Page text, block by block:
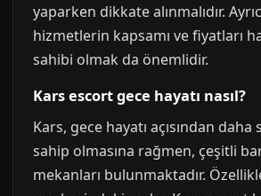
yaparken dikkate alınmalıdır.
hizmetlerin kapsamı ve fiyatları
sahibi olmak da önemlidir.
Kars escort gece hayatı nasıl?
Kars, gece hayatı açısından daha
sahip olmasına rağmen, çeşitli
mekanları bulunmaktadır.